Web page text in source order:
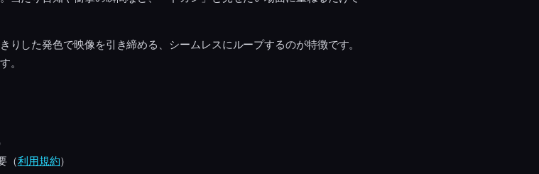
りした発色で映像を引き締める、シームレスにループするのが特徴です。
。
（利用規約）